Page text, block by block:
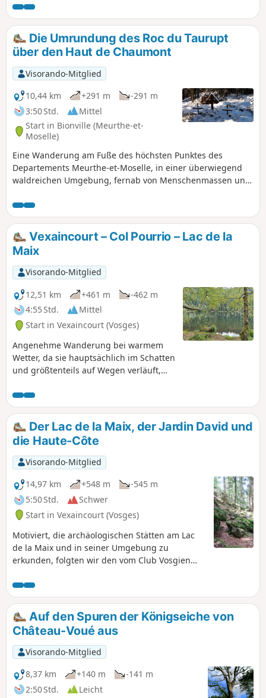
dem Ersten Weltkrieg zwischen Bionville und
dem Col de la Chapelotte.Wanderung auf
dem Kamm zwischen Felsformationen,
Bunkeranlagen und Schützengräben auf
dem Sentier de Mémoire zwischen den
Roches Ganaux und dem Col de la
Chapelotte.
Die Umrundung des Roc du Taurupt
über den Haut de Chaumont
Visorando-Mitglied
10,44 km
+291 m
-291 m
3:50 Std.
Mittel
Start in Bionville (Meurthe-et-
Moselle)
Eine Wanderung am Fuße des höchsten Punktes des
Departements Meurthe-et-Moselle, in einer überwiegend
waldreichen Umgebung, fernab von Menschenmassen und
deutscher Soldaten aus dem Ersten Weltkrieg.
Vexaincourt – Col Pourrio – Lac de la
Maix
Visorando-Mitglied
12,51 km
+461 m
-462 m
4:55 Std.
Mittel
Start in Vexaincourt (Vosges)
Angenehme Wanderung bei warmem
Wetter, da sie hauptsächlich im Schatten
und größtenteils auf Wegen verläuft,
Der Lac de la Maix, der Jardin David und
die Haute-Côte
Visorando-Mitglied
14,97 km
+548 m
-545 m
5:50 Std.
Schwer
Start in Vexaincourt (Vosges)
Motiviert, die archäologischen Stätten am Lac
de la Maix und in seiner Umgebung zu
erkunden, folgten wir den vom Club Vosgien
Haute-Côte stießen wir auf einige Passagen, die
uns ein wenig an die legendären Wege der
Roches oder der Hirschsteine zwischen La
Schlucht und dem Hohneck erinnerten; nämlich
sehr felsige Wege mit recht anspruchsvollen
Abschnitten, die von zahlreichen Quellen
durchzogen sind. Bei Regenwetter zu
vermeiden
Auf den Spuren der Königseiche von
Château-Voué aus
Visorando-Mitglied
8,37 km
+140 m
-141 m
2:50 Std.
Leicht